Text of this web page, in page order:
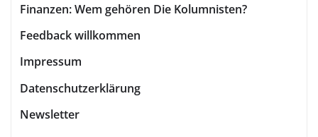
Finanzen: Wem gehören Die Kolumnisten?
Feedback willkommen
Impressum
Datenschutzerklärung
Newsletter